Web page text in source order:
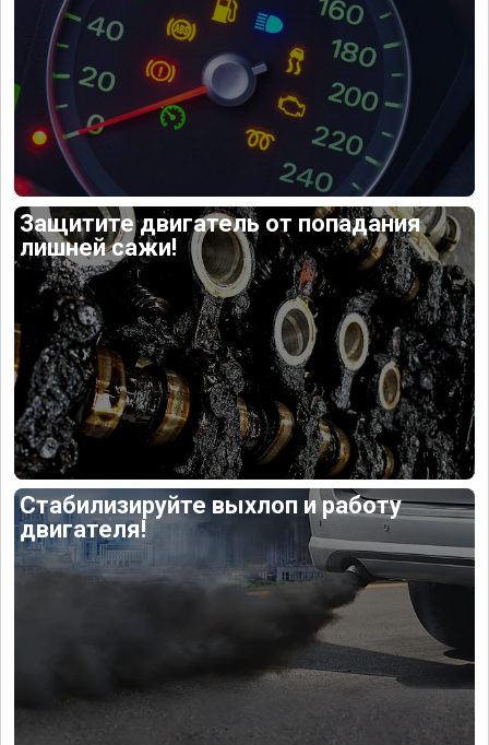
Защитите двигатель от попадания
лишней сажи!
Стабилизируйте выхлоп и работу
двигателя!